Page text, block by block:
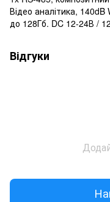
Відео аналітика,
до 128Гб. DC 12-24В /
Відгуки